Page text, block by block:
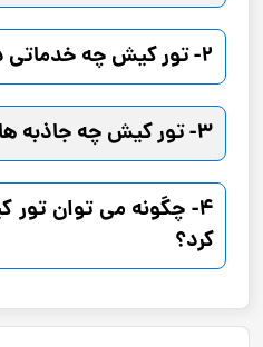
2- تور کیش چه خدماتی دارد؟
3- تور کیش چه جاذبه‌ هایی گردشگری دارد؟
4- چگونه می توان
کرد؟